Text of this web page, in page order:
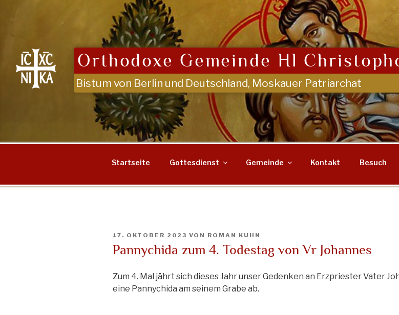
Orthodoxe Gemeinde Hl
Bistum von Berlin und Deutschland, Moskauer Patriarchat
Startseite Gottesdienst Gemeinde Kontakt Besuch
VERÖFFENTLICHT
17. OKTOBER 2023 VON ROMAN KUHN
Pannychida zum 4. Todestag von Vr Johannes
Zum 4. Mal jährt sich dieses Jahr unser Gedenken an Erzpriester Vater
eine Pannychida am seinem Grabe ab.